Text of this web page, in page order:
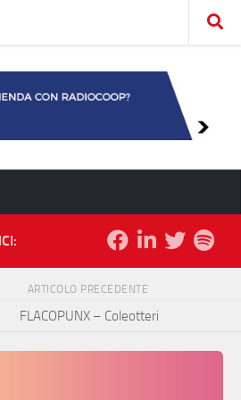
ARTICOLO PRECEDENTE
FLACOPUNX – Coleotteri